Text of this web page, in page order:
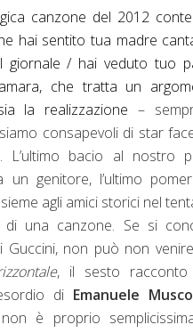
canzone del 2012
hai sentito tua madre
giornale / hai veduto tuo
che tratta un
la realizzazione–
consapevoli di star
L’ultimo bacio al nostro
un genitore, l’ultimo
agli amici storici nel
una canzone. Se si
Guccini, non può non
, il sesto racconto
di Emanuele
è proprio